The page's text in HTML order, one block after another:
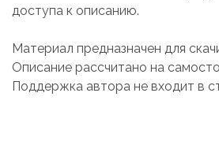
доступа к описанию.
Материал предназначен для
Описание рассчитано на
Поддержка автора не входит в